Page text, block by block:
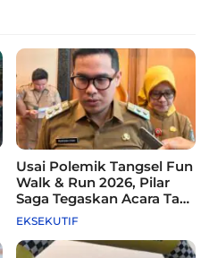
Usai Polemik Tangsel Fun
Walk & Run 2026, Pilar
Saga Tegaskan Acara Tak
Difasilitasi Pemkot
EKSEKUTIF